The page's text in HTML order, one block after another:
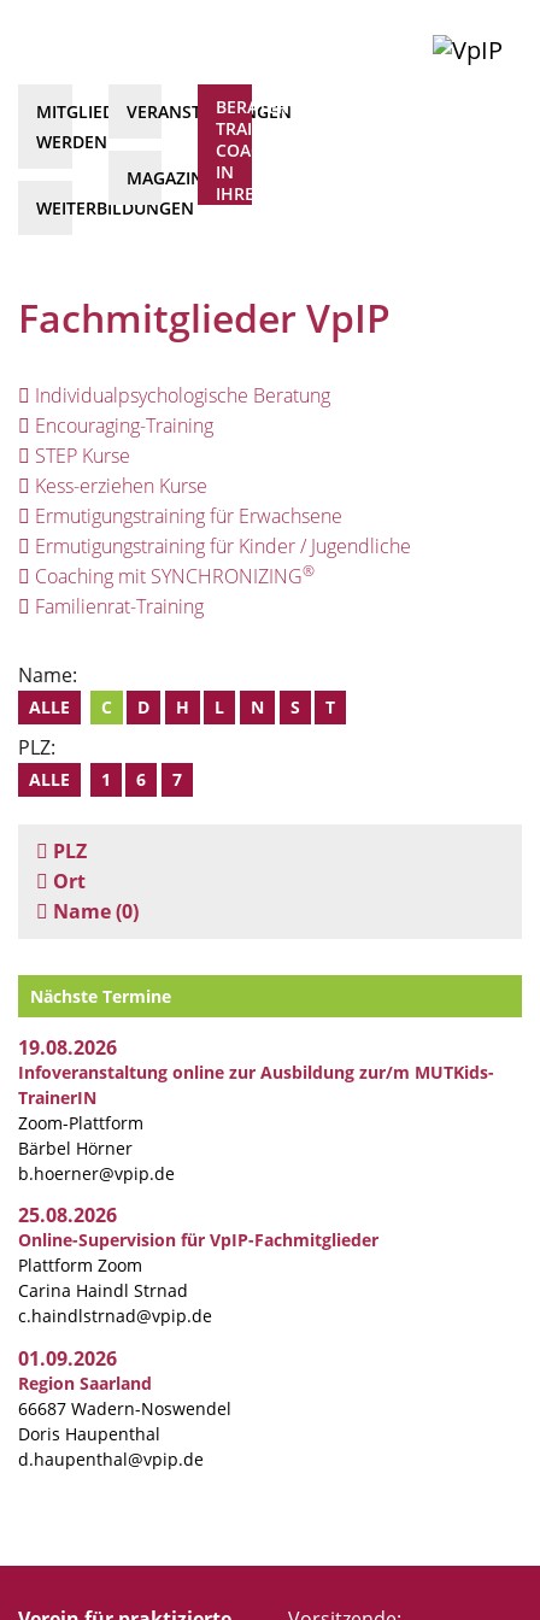
MITGLIED
WERDEN
WEITERBILDUNGEN
VERANSTALTUNGEN
MAGAZIN
BERATER*INNEN,
TRAINER*INNEN,
COACHS
IN
IHRER
Fachmitglieder VpIP
Individualpsychologische Beratung
Encouraging-Training
STEP Kurse
Kess-erziehen Kurse
Ermutigungstraining für Erwachsene
Ermutigungstraining für Kinder / Jugendliche
Coaching mit SYNCHRONIZING®
Familienrat-Training
Name:
ALLE C D H L N S T
PLZ:
ALLE 1 6 7
PLZ
Ort
Name(0)
Nächste Termine
19.08.2026
Infoveranstaltung online zur Ausbildung zur/m MUTKids-
TrainerIN
Zoom-Plattform
Bärbel Hörner
b.hoerner@vpip.de
25.08.2026
Online-Supervision für VpIP-Fachmitglieder
Plattform Zoom
Carina Haindl Strnad
c.haindlstrnad@vpip.de
01.09.2026
Region Saarland
66687 Wadern-Noswendel
Doris Haupenthal
d.haupenthal@vpip.de